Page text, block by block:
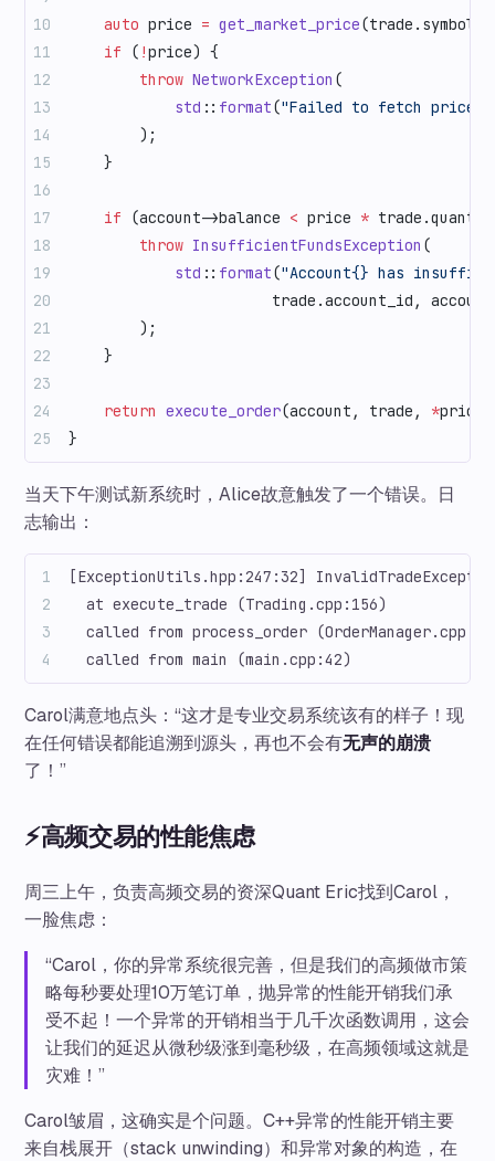
    auto
price = get_market_price(trade.symbol);
    if
( !price) {
        throw
NetworkException (
            std
:: format("Failed to fetch price
        );
    }
    if
(account->balance < price *
        throw
InsufficientFundsException (
            std
:: format("Account{} has
trade.account_id,
        );
    }
    return
execute_order(account, trade, *
}
当天下午测试新系统时，Alice故意触发了一个错误。日
志输出：
[ExceptionUtils.hpp:247:32]
  at execute_trade (Trading.cpp:156)
called from process_order
  called from main (main.cpp:42)
Carol满意地点头：“这才是专业交易系统该有的样子！现
在任何错误都能追溯到源头，再也不会有无声的崩溃
了！”
⚡高频交易的性能焦虑
周三上午，负责高频交易的资深Quant Eric找到Carol，
一脸焦虑：
“Carol，你的异常系统很完善，但是我们的高频做市策
略每秒要处理10万笔订单，抛异常的性能开销我们承
受不起！一个异常的开销相当于几千次函数调用，这会
让我们的延迟从微秒级涨到毫秒级，在高频领域这就是
灾难！”
Carol皱眉，这确实是个问题。C++异常的性能开销主要
来自栈展开（stack unwinding）和异常对象的构造，在